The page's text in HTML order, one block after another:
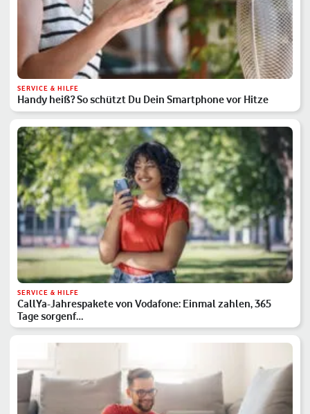
SERVICE & HILFE
Handy heiß? So schützt Du Dein Smartphone vor Hitze
SERVICE & HILFE
CallYa-Jahrespakete von Vodafone: Einmal zahlen, 365
Tage sorgenf…